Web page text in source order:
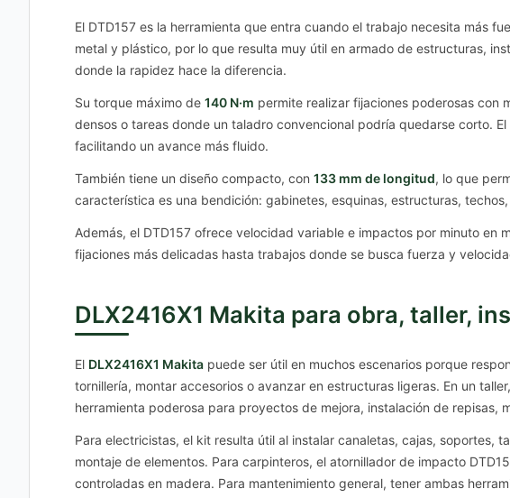
El DTD157 es la herramienta que entra cuando el trabajo necesita más
metal y plástico, por lo que resulta muy útil en armado de estructuras,
donde la rapidez hace la diferencia.
Su torque máximo de 140 N·m permite realizar fijaciones poderosas con
densos o tareas donde un taladro convencional podría quedarse corto.
facilitando un avance más fluido.
También tiene un diseño compacto, con 133 mm de longitud, lo que
característica es una bendición: gabinetes, esquinas, estructuras,
Además, el DTD157 ofrece velocidad variable e impactos por minuto
fijaciones más delicadas hasta trabajos donde se busca fuerza y
DLX2416X1 Makita para obra, taller,
El DLX2416X1 Makita puede ser útil en muchos escenarios porque
tornillería, montar accesorios o avanzar en estructuras ligeras. En un
herramienta poderosa para proyectos de mejora, instalación de repisas,
Para electricistas, el kit resulta útil al instalar canaletas, cajas, soportes,
montaje de elementos. Para carpinteros, el atornillador de impacto
controladas en madera. Para mantenimiento general, tener ambas